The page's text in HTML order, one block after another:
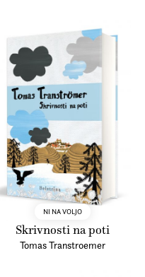
NI NA VOLJO
Skrivnosti na poti
Tomas Transtroemer